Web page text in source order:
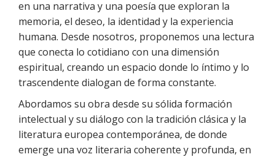
en una narrativa y una poesía que exploran la
memoria, el deseo, la identidad y la experiencia
humana. Desde nosotros, proponemos una lectura
que conecta lo cotidiano con una dimensión
espiritual, creando un espacio donde lo íntimo y lo
trascendente dialogan de forma constante.
Abordamos su obra desde su sólida formación
intelectual y su diálogo con la tradición clásica y la
literatura europea contemporánea, de donde
emerge una voz literaria coherente y profunda, en